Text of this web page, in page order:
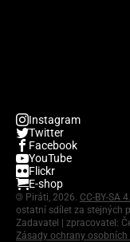
Instagram
Twitter
Facebook
YouTube
Flickr
E-shop
© Piráti, 2026. CC-BY-SA
ostatní sdílet za stejných
Zadavatel | zpracovatel:
Zásady ochrany osobních